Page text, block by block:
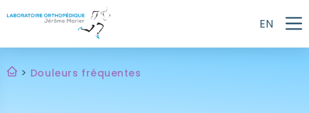
to
EN
> Douleurs fréquentes